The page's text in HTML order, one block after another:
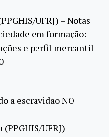
UFRJ) – Notas
em formação:
e perfil mercantil
a escravidão NO
UFRJ) –